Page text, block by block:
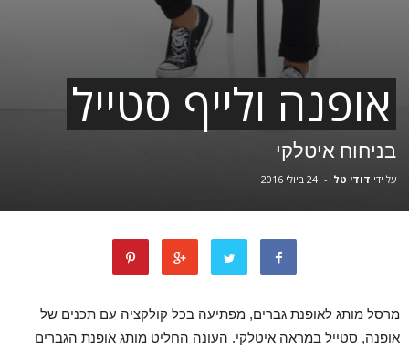
אופנה ולייף סטייל
בניחוח איטלקי
על ידי דודי טל - 24 ביולי 2016
מרסל מותג לאופנת גברים, מפתיעה בכל קולקציה עם תכנים של
אופנה, סטייל במראה איטלקי. העונה החליט מותג אופנת הגברים